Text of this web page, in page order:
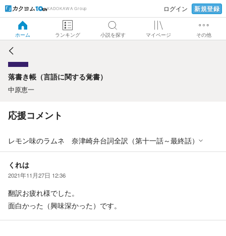
KADOKAWA Group ログイン 新規登録
ホーム ランキング 小説を探す マイページ その他
落書き帳（言語に関する覚書）
落書き帳（言語に関する覚書）
中原恵一
応援コメント
レモン味のラムネ 奈津崎弁台詞全訳（第十一話～最終話）
くれは
2021年11月27日 12:36
翻訳お疲れ様でした。
面白かった（興味深かった）です。